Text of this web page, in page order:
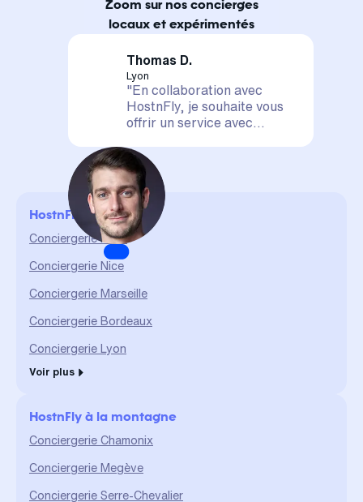
Zoom sur nos concierges
locaux et expérimentés
Thomas D.
Lyon
"En collaboration avec
HostnFly, je souhaite vous
offrir un service avec
logement est entre de
bonnes mains, il sera mis en
valeur et géré de A à Z. La
confiance et le partage sont
des valeurs qui me sont
chères et qui me permettent
d'assurer un service durable
HostnFly en ville
Conciergerie Paris
Conciergerie Nice
Conciergerie Marseille
Conciergerie Bordeaux
Conciergerie Lyon
Voir plus
HostnFly à la montagne
Conciergerie Chamonix
Conciergerie Megève
Conciergerie Serre-Chevalier